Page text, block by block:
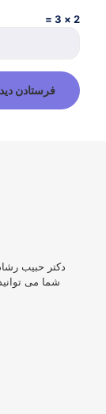
2 × 3 =
دکتر حبیب
شما می